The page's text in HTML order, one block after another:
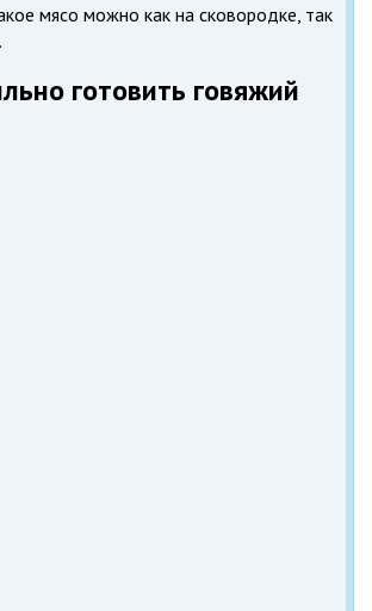
мясо можно как на сковородке, так
готовить говяжий